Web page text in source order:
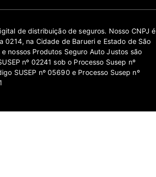
de distribuição de seguros. Nosso CNPJ é
na Cidade de Barueri e Estado de São
nossos Produtos Seguro Auto Justos são
nº 02241 sob o Processo Susep nº
SUSEP nº 05690 e Processo Susep nº